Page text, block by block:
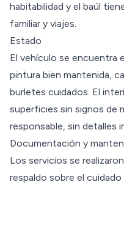
habitabilidad y el baúl
familiar y viajes.
Estado
El vehículo se encuentra
pintura bien mantenida,
burletes cuidados. El
superficies sin signos de
responsable, sin detalles
Documentación y
Los servicios se
respaldo sobre el